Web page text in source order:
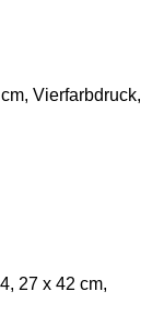
Vierfarbdruck,
27 x 42 cm,